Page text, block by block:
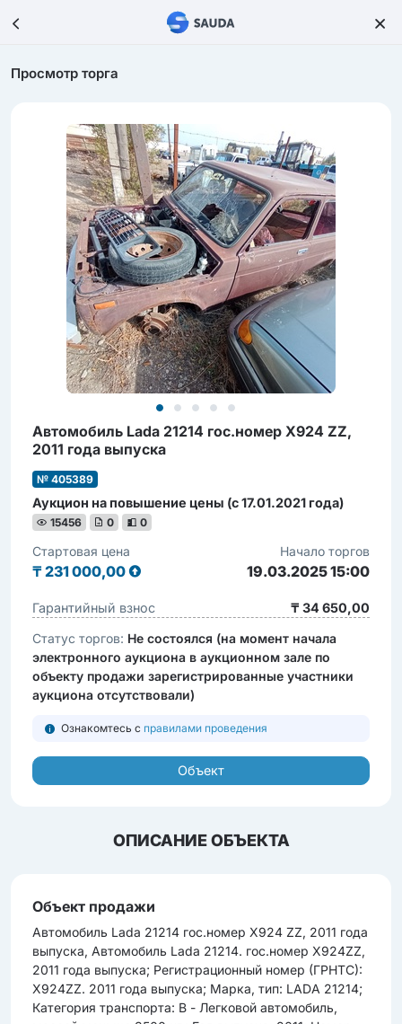
Просмотр торга
Автомобиль Lada 21214 гос.номер Х924 ZZ,
2011 года выпуска
№ 405389
Аукцион на повышение цены (с 17.01.2021 года)
15456 0 0
Стартовая цена
₸ 231 000,00
Начало торгов
19.03.2025 15:00
Гарантийный взнос
₸ 34 650,00
Статус торгов: Не состоялся (на момент начала
электронного аукциона в аукционном зале по
объекту продажи зарегистрированные участники
аукциона отсутствовали)
Ознакомтесь с правилами проведения
Объект
ОПИСАНИЕ ОБЪЕКТА
Объект продажи
Автомобиль Lada 21214 гос.номер Х924 ZZ, 2011 года
выпуска, Автомобиль Lada 21214. гос.номер Х924ZZ,
2011 года выпуска; Регистрационный номер (ГРНТС):
X924ZZ. 2011 года выпуска; Марка, тип: LADA 21214;
Категория транспорта: B - Легковой автомобиль,